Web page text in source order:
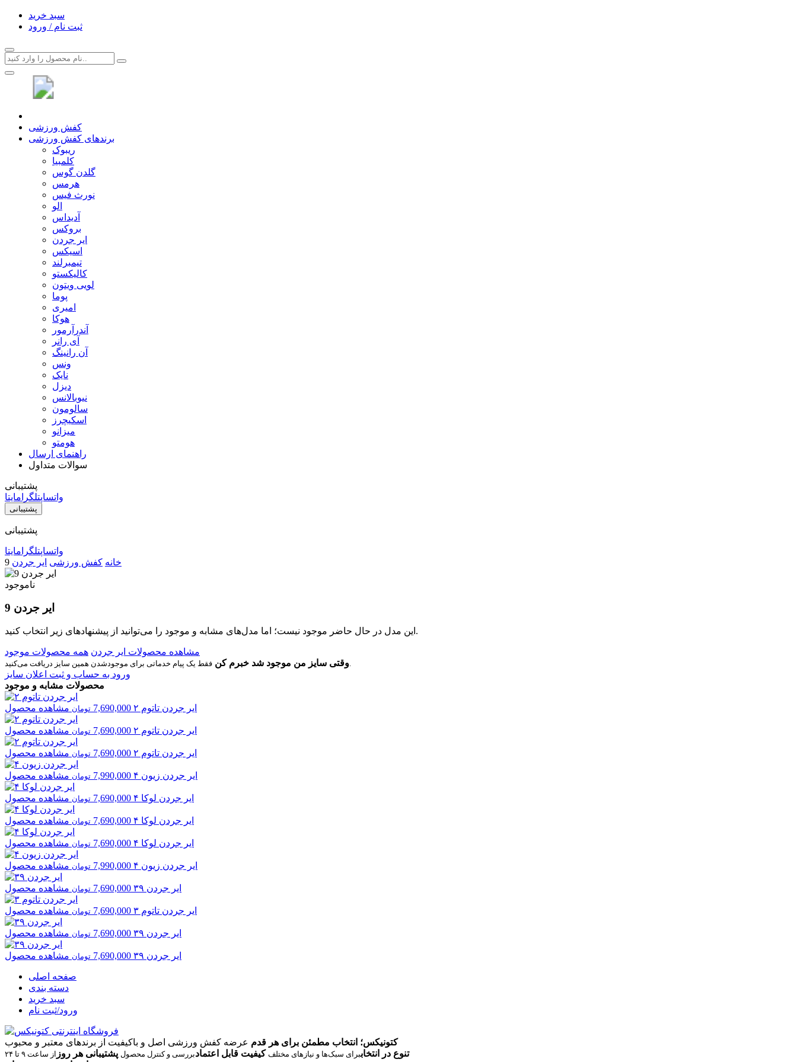
سبد خرید
ثبت نام / ورود
کفش ورزشی
برندهای کفش ورزشی
ریبوک
کلمبیا
گلدن گوس
هرمس
نورث فیس
الو
آدیداس
بروکس
ایر جردن
اسیکس
تیمبرلند
کالیکستو
لویی ویتون
پوما
امیری
هوکا
آندرآرمور
آی رانر
آن رانینگ
ونس
نایک
دیزل
نیوبالانس
سالومون
اسکیچرز
میزانو
هومتو
راهنمای ارسال
سوالات متداول
پشتیبانی
واتساپتلگرامایتا
پشتیبانی
پشتیبانی
واتساپتلگرامایتا
خانه کفش ورزشی ایر جردن 9
ناموجود
ایر جردن 9
این مدل در حال حاضر موجود نیست؛ اما مدل‌های مشابه و موجود را می‌توانید از پیشنهادهای زیر انتخاب کنید.
مشاهده محصولات ایر جردن همه محصولات موجود
وقتی سایز من موجود شد خبرم کنفقط یک پیام خدماتی برای موجودشدن همین سایز دریافت می‌کنید.
ورود به حساب و ثبت اعلان سایز
محصولات مشابه و موجود
ایر جردن تاتوم ۲ 7,690,000 تومان مشاهده محصول
ایر جردن تاتوم ۲ 7,690,000 تومان مشاهده محصول
ایر جردن تاتوم ۲ 7,690,000 تومان مشاهده محصول
ایر جردن زیون ۴ 7,990,000 تومان مشاهده محصول
ایر جردن لوکا ۴ 7,690,000 تومان مشاهده محصول
ایر جردن لوکا ۴ 7,690,000 تومان مشاهده محصول
ایر جردن لوکا ۴ 7,690,000 تومان مشاهده محصول
ایر جردن زیون ۴ 7,990,000 تومان مشاهده محصول
ایر جردن ۳۹ 7,690,000 تومان مشاهده محصول
ایر جردن تاتوم ۳ 7,690,000 تومان مشاهده محصول
ایر جردن ۳۹ 7,690,000 تومان مشاهده محصول
ایر جردن ۳۹ 7,690,000 تومان مشاهده محصول
صفحه اصلی
دسته بندی
سبد خرید
ورود/ثبت نام
کتونیکس؛ انتخاب مطمئن برای هر قدم عرضه کفش ورزشی اصل و باکیفیت از برندهای معتبر و محبوب
تنوع در انتخاببرای سبک‌ها و نیازهای مختلف کیفیت قابل اعتمادبررسی و کنترل محصول پشتیبانی هر روز از ساعت ۹ تا ۲۴